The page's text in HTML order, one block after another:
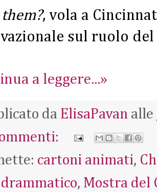
, vola a
sul ruolo
a leggere...»
da ElisaPavan alle
cartoni animati,
, Mostra del